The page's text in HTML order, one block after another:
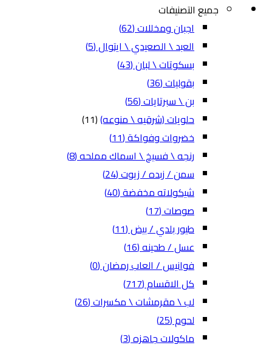
جميع التصنيفات
اجبان ومخللات(62)
العبد \ الصعيدي \ ايتوال(5)
بسكوتات \ لبان(43)
بقوليات(36)
بن \ سبرتايات(56)
حلويات (شرقيه \ منوعه)(11)
خضروات وفواكة(11)
رنجه \ فسيخ \ اسماك مملحه(8)
سمن / زبده / زيوت(24)
شيكولاته مخفضة(40)
صوصات(17)
طيور بلدي / بيض(11)
عسل / طحينه(16)
فوانيس / العاب رمضان(0)
كل الاقسام(717)
لب \ مقرمشات \ مكسرات(26)
لحوم(25)
ماكولات جاهزه(3)